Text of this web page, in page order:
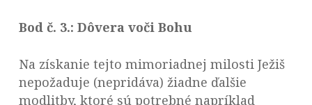
Bod č. 3.: Dôvera voči Bohu
Na získanie tejto mimoriadnej milosti Ježiš
nepožaduje (nepridáva) žiadne ďalšie
modlitby, ktoré sú potrebné napríklad